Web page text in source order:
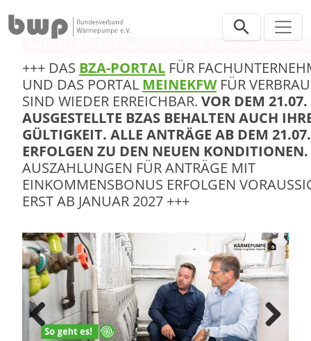
AKTUELLE INFORMATIONEN ZUR KFW-
+++ DAS BZA-PORTAL FÜR
UND DAS PORTAL MEINEKFWFÜR
SIND WIEDER ERREICHBAR. VOR DEM 21.07.
AUSGESTELLTE BZAS BEHALTEN AUCH
GÜLTIGKEIT. ALLE ANTRÄGE AB DEM 21.07.
ERFOLGEN ZU DEN NEUEN KONDITIONEN.
AUSZAHLUNGEN FÜR ANTRÄGE MIT
EINKOMMENSBONUS ERFOLGEN
ERST AB JANUAR 2027 +++